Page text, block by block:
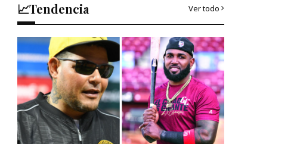
📈Tendencia Ver todo